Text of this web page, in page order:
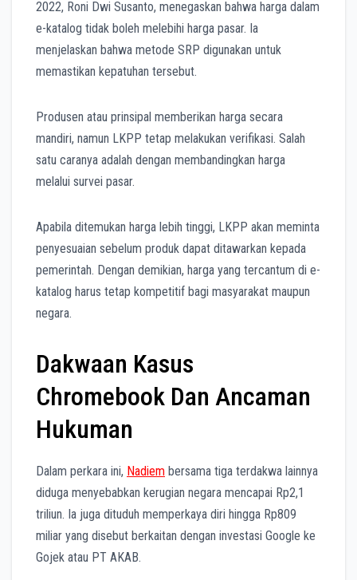
2022, Roni Dwi Susanto, menegaskan bahwa harga dalam
e-katalog tidak boleh melebihi harga pasar. Ia
menjelaskan bahwa metode SRP digunakan untuk
memastikan kepatuhan tersebut.
Produsen atau prinsipal memberikan harga secara
mandiri, namun LKPP tetap melakukan verifikasi. Salah
satu caranya adalah dengan membandingkan harga
melalui survei pasar.
Apabila ditemukan harga lebih tinggi, LKPP akan meminta
penyesuaian sebelum produk dapat ditawarkan kepada
pemerintah. Dengan demikian, harga yang tercantum di e-
katalog harus tetap kompetitif bagi masyarakat maupun
negara.
Dakwaan Kasus
Chromebook Dan Ancaman
Hukuman
Dalam perkara ini, Nadiem bersama tiga terdakwa lainnya
diduga menyebabkan kerugian negara mencapai Rp2,1
triliun. Ia juga dituduh memperkaya diri hingga Rp809
miliar yang disebut berkaitan dengan investasi Google ke
Gojek atau PT AKAB.